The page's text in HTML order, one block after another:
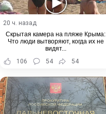
20 ч. назад
Скрытая камера на пляже Крыма:
Что люди вытворяют, когда их не
видят...
106
54 54